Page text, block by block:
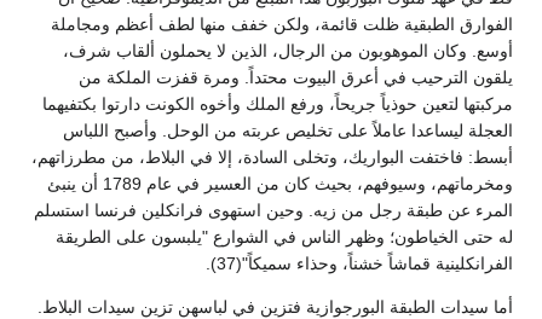
الفوارق الطبقية ظلت قائمة، ولكن خفف منها لطف أعظم ومجاملة
أوسع. وكان الموهوبون من الرجال، الذين لا يحملون ألقاب شرف،
يلقون الترحيب في أعرق البيوت محتداً. ومرة قفزت الملكة من
مركبتها لتعين حوذياً جريحاً، ورفع الملك وأخوه الكونت دارتوا بكتفيهما
العجلة ليساعدا عاملاً على تخليص عربته من الوحل. وأصبح اللباس
أبسط: فاختفت البواريك، وتخلى السادة، إلا في البلاط، من مطرزاتهم،
ومخرماتهم، وسيوفهم، بحيث كان من العسير في عام 1789 أن ينبئ
المرء عن طبقة رجل من زيه. وحين استهوى فرانكلين فرنسا استسلم
له حتى الخياطون؛ وظهر الناس في الشوارع "يلبسون على الطريقة
الفرانكلينية قماشاً خشناً، وحذاء سميكاً"(37).
أما سيدات الطبقة البورجوازية فتزين في لباسهن تزين سيدات البلاط.